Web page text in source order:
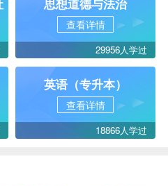
思想道德与法治
查看详情
29956人学过
英语（专升本）
查看详情
18866人学过